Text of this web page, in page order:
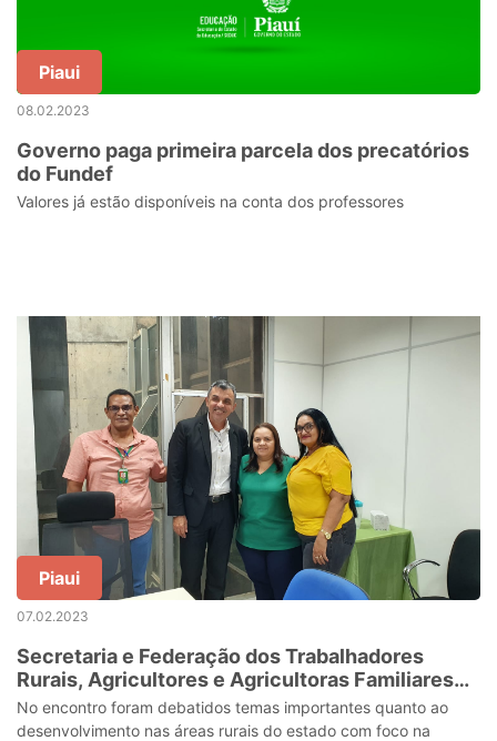
Piaui
08.02.2023
Governo paga primeira parcela dos precatórios
do Fundef
Valores já estão disponíveis na conta dos professores
Piaui
07.02.2023
Secretaria e Federação dos Trabalhadores
Rurais, Agricultores e Agricultoras Familiares
dialogam sobre melhorias para educação do
campo
No encontro foram debatidos temas importantes quanto ao
desenvolvimento nas áreas rurais do estado com foco na